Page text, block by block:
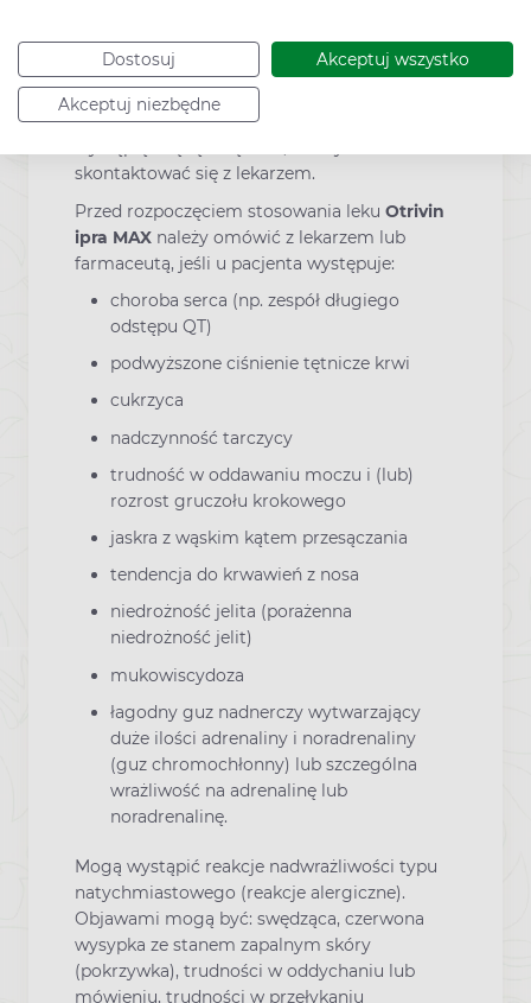
Dostosuj Akceptuj wszystko
Akceptuj niezbędne
Otrivin ipra MAXmoże powodować
bezsenność, zawroty głowy, drżenie,
nieregularne bicie serca lub podwyższone
ciśnienie tętnicze krwi. Jeśli te objawy
skontaktować się z lekarzem.
Przed rozpoczęciem stosowania leku Otrivin
ipra MAX należy omówić z lekarzem lub
farmaceutą, jeśli u pacjenta występuje:
choroba serca (np. zespół długiego
odstępu QT)
podwyższone ciśnienie tętnicze krwi
cukrzyca
nadczynność tarczycy
trudność w oddawaniu moczu i (lub)
rozrost gruczołu krokowego
jaskra z wąskim kątem przesączania
tendencja do krwawień z nosa
niedrożność jelita (porażenna
niedrożność jelit)
mukowiscydoza
łagodny guz nadnerczy wytwarzający
duże ilości adrenaliny i noradrenaliny
(guz chromochłonny) lub szczególna
wrażliwość na adrenalinę lub
noradrenalinę.
Mogą wystąpić reakcje nadwrażliwości typu
natychmiastowego (reakcje alergiczne).
Objawami mogą być: swędząca, czerwona
wysypka ze stanem zapalnym skóry
(pokrzywka), trudności w oddychaniu lub
mówieniu, trudności w przełykaniu